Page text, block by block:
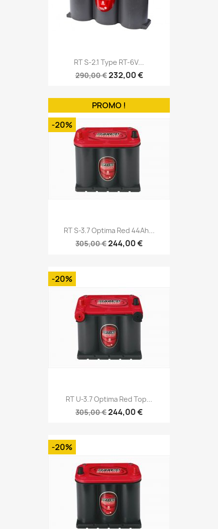
RT S-2.1 Type RT-6V...
290,00 €232,00 €
RT S-3.7 Optima Red 44Ah...
305,00 €244,00 €
PROMO !
-20%
RT U-3.7 Optima Red Top...
305,00 €244,00 €
-20%
-20%